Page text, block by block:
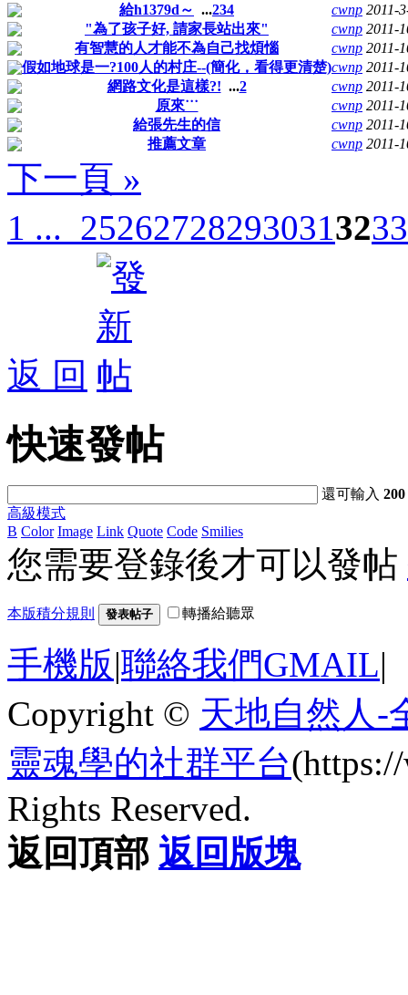
給h1379d～ ...234 cwnp 2011-
"為了孩子好, 請家長站出來"
cwnp 2011-
有智慧的人才能不為自己找煩惱
cwnp 2011-
假如地球是一?100人的村庄--(簡化，看得更清楚)cwnp 2011-
網路文化是這樣?! ...2 cwnp 2011-
原來˙˙˙
cwnp 2011-
給張先生的信
cwnp 2011-
推薦文章
cwnp 2011-
下一頁 »
1 ... 252627282930313233
返 回
快速發帖
還可輸入200
高級模式
B Color Image Link Quote Code Smilies
您需要登錄後才可以發帖
本版積分規則 發表帖子 轉播給聽眾
手機版|聯絡我們GMAIL|
Copyright © 天地自然人-
靈魂學的社群平台
Rights Reserved.
返回頂部 返回版塊